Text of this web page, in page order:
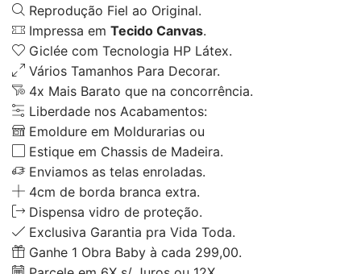
Reprodução Fiel ao Original.
Impressa em Tecido Canvas.
Giclée com Tecnologia HP Látex.
Vários Tamanhos Para Decorar.
4x Mais Barato que na concorrência.
Liberdade nos Acabamentos:
Emoldure em Moldurarias ou
Estique em Chassis de Madeira.
Enviamos as telas enroladas.
4cm de borda branca extra.
Dispensa vidro de proteção.
Exclusiva Garantia pra Vida Toda.
Ganhe 1 Obra Baby à cada 299,00.